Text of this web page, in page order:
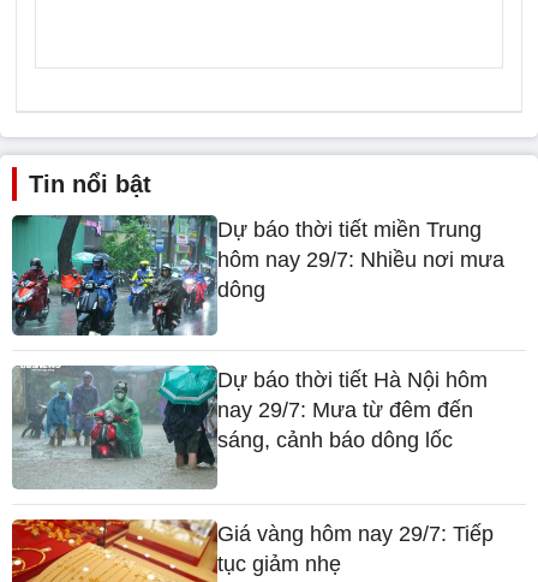
Tin nổi bật
Dự báo thời tiết miền Trung
hôm nay 29/7: Nhiều nơi mưa
dông
Dự báo thời tiết Hà Nội hôm
nay 29/7: Mưa từ đêm đến
sáng, cảnh báo dông lốc
Giá vàng hôm nay 29/7: Tiếp
tục giảm nhẹ